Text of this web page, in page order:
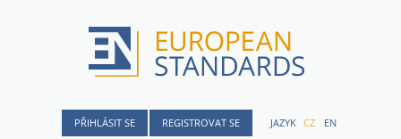
PŘIHLÁSIT SE REGISTROVAT SE JAZYK CZ EN